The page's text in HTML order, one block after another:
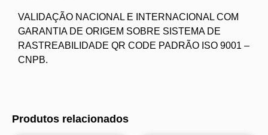
VALIDAÇÃO NACIONAL E INTERNACIONAL COM
GARANTIA DE ORIGEM SOBRE SISTEMA DE
RASTREABILIDADE QR CODE PADRÃO ISO 9001 –
CNPB.
Produtos relacionados